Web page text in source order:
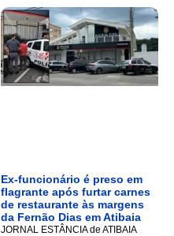
Ex-funcionário é preso em
flagrante após furtar carnes
de restaurante às margens
da Fernão Dias em Atibaia
JORNAL ESTÂNCIA de ATIBAIA